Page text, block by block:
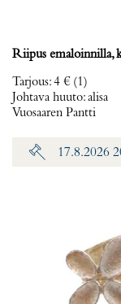
Riipus emaloinnilla,
Tarjous:4 € (1)
Johtava huuto:alisa
Vuosaaren Pantti
17.8.2026